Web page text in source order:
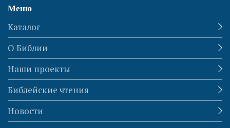
Меню
Каталог
О Библии
Наши проекты
Библейские чтения
Новости